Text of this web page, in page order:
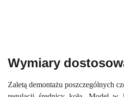
Wymiary
Zaletą demontażu poszczególnych